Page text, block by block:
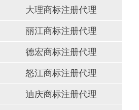
大理商标注册代理
丽江商标注册代理
德宏商标注册代理
怒江商标注册代理
迪庆商标注册代理